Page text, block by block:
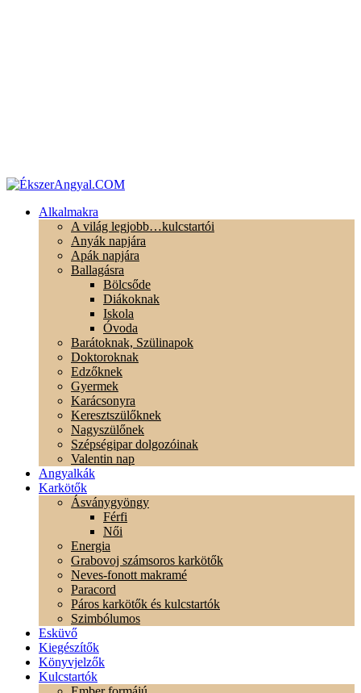
Alkalmakra
A világ legjobb…kulcstartói
Anyák napjára
Apák napjára
Ballagásra
Bölcsőde
Diákoknak
Iskola
Óvoda
Barátoknak, Szülinapok
Doktoroknak
Edzőknek
Gyermek
Karácsonyra
Keresztszülőknek
Nagyszülőnek
Szépségipar dolgozóinak
Valentin nap
Angyalkák
Karkötők
Ásványgyöngy
Férfi
Női
Energia
Grabovoj számsoros karkötők
Neves-fonott makramé
Paracord
Páros karkötők és kulcstartók
Szimbólumos
Esküvő
Kiegészítők
Könyvjelzők
Kulcstartók